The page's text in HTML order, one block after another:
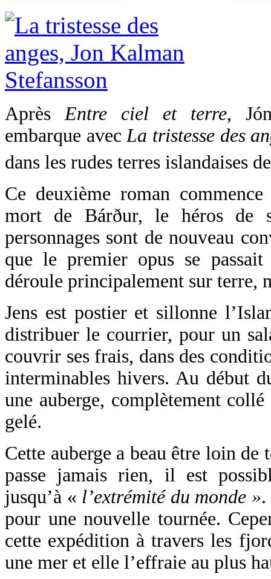
AprèsEntre ciel et terre,
embarque avecLa tristesse des
dans les rudes terres islandaises
Ce deuxième roman
mort de Bárður, le héros de
personnages sont de nouveau
que le premier opus se
déroule principalement sur terre,
Jens est postier et sillonne
distribuer le courrier, pour un
couvrir ses frais, dans des
interminables hivers. Au début
une auberge, complètement
gelé.
Cette auberge a beau être loin
passe jamais rien, il est
jusqu’à « l’extrémité du monde ».
pour une nouvelle tournée.
cette expédition à travers les
une mer et elle l’effraie au plus